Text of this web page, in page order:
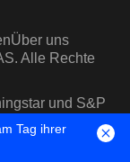
Über uns
Alle Rechte
und S&P
Tag ihrer